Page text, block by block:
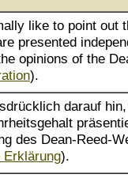
like to point out
presented
opinions of the
).
darauf
des Dean-Reed-
Erklärung).